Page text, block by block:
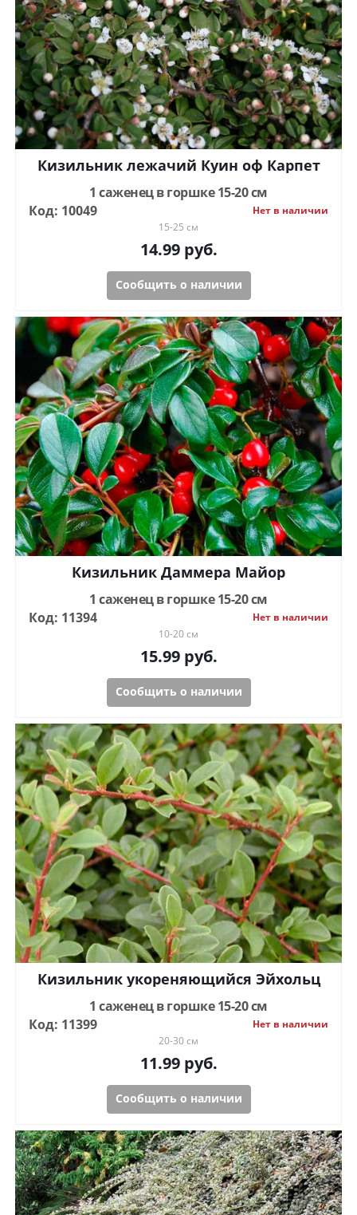
Кизильник лежачий Куин оф Карпет
1 саженец в горшке 15-20 см
Код: 10049
Нет в наличии
15-25 см
14.99руб.
Сообщить о наличии
Кизильник Даммера Майор
1 саженец в горшке 15-20 см
Код: 11394
Нет в наличии
10-20 см
15.99руб.
Сообщить о наличии
Кизильник укореняющийся Эйхольц
1 саженец в горшке 15-20 см
Код: 11399
Нет в наличии
20-30 см
11.99руб.
Сообщить о наличии